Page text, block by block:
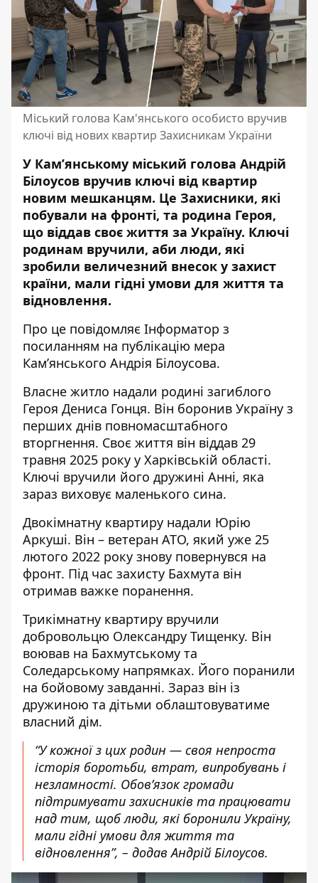
Міський голова Кам'янського особисто вручив
ключі від нових квартир Захисникам України
У Кам’янському міський голова Андрій
Білоусов вручив ключі від квартир
новим мешканцям. Це Захисники, які
побували на фронті, та родина Героя,
що віддав своє життя за Україну. Ключі
родинам вручили, аби люди, які
зробили величезний внесок у захист
країни, мали гідні умови для життя та
відновлення.
Про це повідомляє Інформатор з
посиланням на публікацію мера
Кам’янського Андрія Білоусова.
Власне житло надали родині загиблого
Героя Дениса Гонця. Він боронив Україну з
перших днів повномасштабного
вторгнення. Своє життя він віддав 29
травня 2025 року у Харківській області.
Ключі вручили його дружині Анні, яка
зараз виховує маленького сина.
Двокімнатну квартиру надали Юрію
Аркуші. Він – ветеран АТО, який уже 25
лютого 2022 року знову повернувся на
фронт. Під час захисту Бахмута він
отримав важке поранення.
Трикімнатну квартиру вручили
добровольцю Олександру Тищенку. Він
воював на Бахмутському та
Соледарському напрямках. Його поранили
на бойовому завданні. Зараз він із
дружиною та дітьми облаштовуватиме
власний дім.
“У кожної з цих родин — своя непроста
історія боротьби, втрат, випробувань і
незламності. Обов’язок громади
підтримувати захисників та працювати
над тим, щоб люди, які боронили Україну,
мали гідні умови для життя та
відновлення”, – додав Андрій Білоусов.